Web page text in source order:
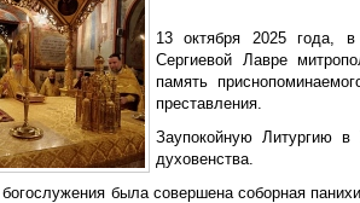
13 октября 2025 года,
Сергиевой Лавре
память
преставления.
Заупокойную Литургию
духовенства.
богослужения была совершена соборная